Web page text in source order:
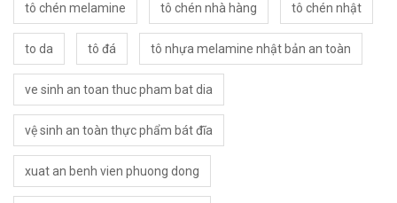
tô chén melamine tô chén nhà hàng tô chén nhật
to da tô đá tô nhựa melamine nhật bản an toàn
ve sinh an toan thuc pham bat dia
vệ sinh an toàn thực phẩm bát đĩa
xuat an benh vien phuong dong